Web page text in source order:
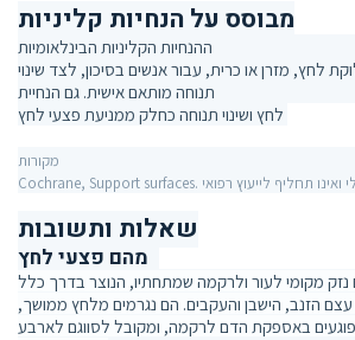
מבוסס על הנחיות קליניות
ההנחיות הקליניות הבינלאומיות (EPUAP/NPIAP/PPPIA 2019) ממליצות על
לחץ, מזרן או כרית, עבור אנשים בסיכון, לצד שינוי
תנוחה מותאם אישית. גם הנחיית NICE CG179 (2014) כוללת התקנים לחלוקת
מקורות: NICE CG179 (2014); EPUAP/NPIAP/PPPIA 2019 (Haesler E., Ed.);
שאלות ותשובות
נזק מקומי לעור ולרקמה שמתחתיו, הנוצר בדרך כלל
הזנב, הישבן והעקבים. הם נגרמים מלחץ ממושך,
הפוגעים באספקת הדם לרקמה, ומקובל לסווגם לארבע